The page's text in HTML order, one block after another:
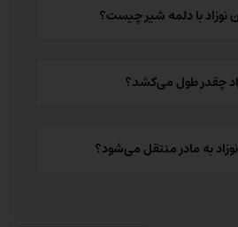
نوزاد با دلمه شیر چیست؟
چقدر طول می‌کشد؟
به مادر منتقل می‌شود؟